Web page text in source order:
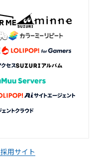
採用サイト